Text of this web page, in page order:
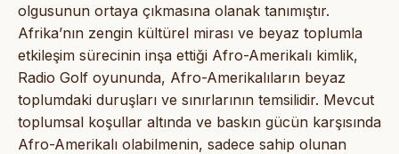
olgusunun ortaya çıkmasına olanak tanımıştır.
Afrika’nın zengin kültürel mirası ve beyaz toplumla
etkileşim sürecinin inşa ettiği Afro-Amerikalı kimlik,
Radio Golf oyununda, Afro-Amerikalıların beyaz
toplumdaki duruşları ve sınırlarının temsilidir. Mevcut
toplumsal koşullar altında ve baskın gücün karşısında
Afro-Amerikalı olabilmenin, sadece sahip olunan